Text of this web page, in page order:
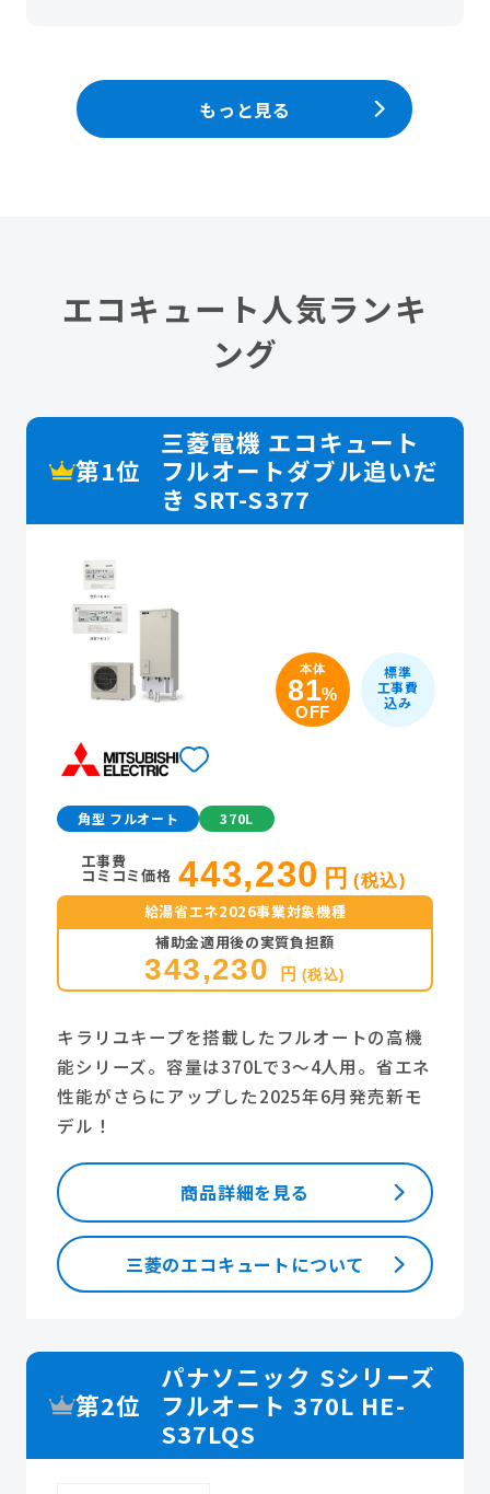
もっと見る
エコキュート人気ランキ
ング
第1位
三菱電機 エコキュート
フルオートダブル追いだ
き SRT-S377
角型 フルオート 370L
本体
81%
OFF
標準
工事費
込み
キラリユキープを搭載したフルオートの高機
能シリーズ。容量は370Lで3～4人用。省エネ
性能がさらにアップした2025年6月発売新モ
デル！
給湯省エネ2026事業対象機種
補助金適用後の実質負担額
343,230 円 (税込)
工事費
コミコミ価格 443,230 円 (税込)
商品詳細を見る
三菱のエコキュートについて
第2位
パナソニック Sシリーズ
フルオート 370L HE-
S37LQS